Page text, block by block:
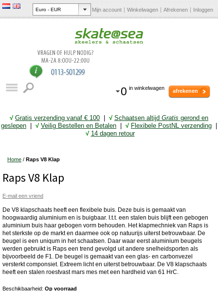
Mijn account Winkelwagen Afrekenen Inloggen
0 in winkelwagen afrekenen
√ Gratis verzending vanaf € 100 √ Schaatsen altijd Gratis gerond en
geslepen
√ Veilig Bestellen en Betalen √ Flexibele PostNL verzending
√ 14 dagen retour
Home / Raps V8 Klap
Raps V8 Klap
E-mail een vriend
De V8 klapschaats heeft een flexibele buis. Deze buis is gemaakt van
hoogwaardig aluminium en is buigbaar. I.t.t. een stalen buis blijft een gebogen
aluminium buis haar gebogen vorm behouden. Het klapmechniek van Raps is
het sterkste op de markt en daarmee ook op natuurijs uiterst betrouwbaar. De
beugel is een uniqum in het schaatsen. Daar waar eerst aluminium beugels
werden gebruikt is Raps een trend gevolgd uit andere snelheidsporten als
bijvoorbeeld de F1. De beugel is gemaakt van een glas- en carbonvezel
versterkt componsiet. Extreem licht en uiterst betrouwbaar. De V8 klapschaats
heeft een stalen roestvast mars mes met een hardheid van 61 HrC.
Beschikbaarheid: Op voorraad